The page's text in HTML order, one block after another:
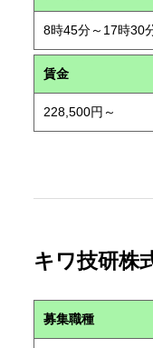
8時45分～17時30
賃金
228,500円～
キワ技研株
募集職種